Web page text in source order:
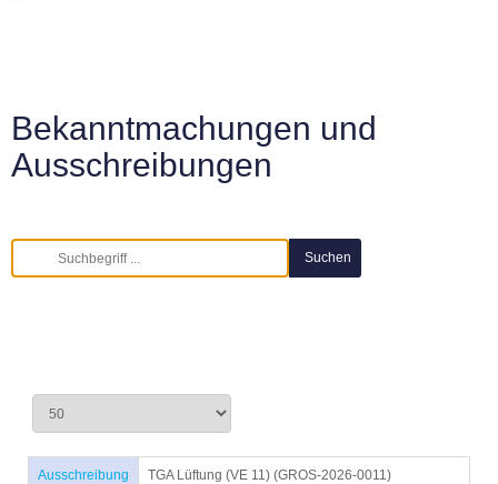
Bekanntmachungen und
Ausschreibungen
Ausschreibung TGA Lüftung (VE 11) (GROS-2026-0011)